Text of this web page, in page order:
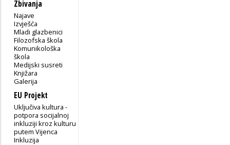
Zbivanja
Najave
Izvješća
Mladi glazbenici
Filozofska škola
Komunikološka
škola
Medijski susreti
Knjižara
Galerija
EU Projekt
Uključiva kultura -
potpora socijalnoj
inkluziji kroz kulturu
putem Vijenca
Inkluzija